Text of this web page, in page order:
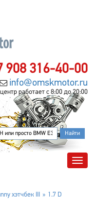
908 316-40-00
info@omskmotor.ru
работает с 8:00 до 20:00
хэтчбек III 1.7 D